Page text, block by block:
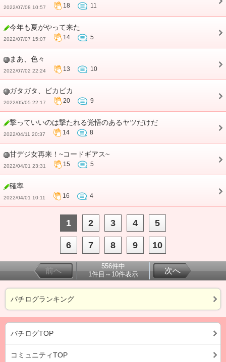
2022/07/08 10:57 18 11
今年も夏がやって来た
2022/07/07 15:07 14 5
まあ、色々
2022/07/02 22:24 13 10
ガタガタ、ビカビカ
2022/05/05 22:17 20 9
撃っていいのは撃たれる覚悟のあるヤツだけだ
2022/04/11 20:37 14 8
甘デジ女再来！~コードギアス~
2022/04/01 23:31 15 5
確率
2022/04/01 10:11 16 4
1 2 3 4 5
6 7 8 9 10
前へ
556件中
1件目～10件表示
次へ
パチログランキング
パチログTOP
コミュニティTOP